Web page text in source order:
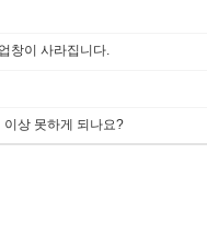
창이 사라집니다.
이상 못하게 되나요?